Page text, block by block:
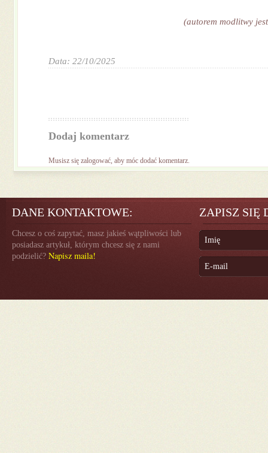
(autorem modlitwy
Data: 22/10/2025
Dodaj komentarz
Musisz się zalogować , aby móc dodać komentarz.
DANE KONTAKTOWE:
Chcesz o coś zapytać, masz jakieś wątpliwości lub
posiadasz artykuł, którym chcesz się z nami
podzielić? Napisz maila!
ZAPISZ SIĘ